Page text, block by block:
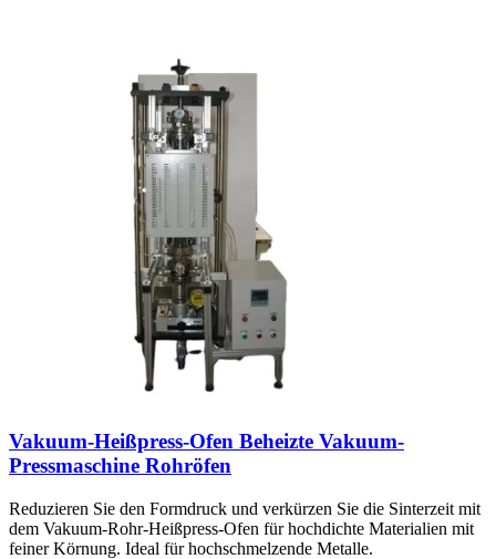
Vakuum-Heißpress-Ofen Beheizte Vakuum-
Pressmaschine Rohröfen
Reduzieren Sie den Formdruck und verkürzen Sie die Sinterzeit mit
dem Vakuum-Rohr-Heißpress-Ofen für hochdichte Materialien mit
feiner Körnung. Ideal für hochschmelzende Metalle.